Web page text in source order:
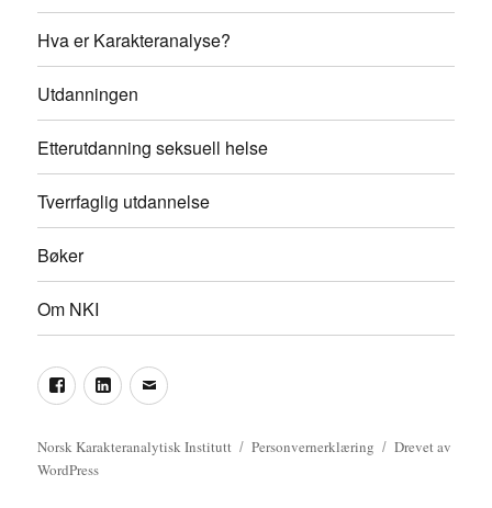
Hva er Karakteranalyse?
Utdanningen
Etterutdanning seksuell helse
Tverrfaglig utdannelse
Bøker
Om NKI
FacebookLinkedInEpost
Norsk Karakteranalytisk Institutt Personvernerklæring
Drevet av
WordPress